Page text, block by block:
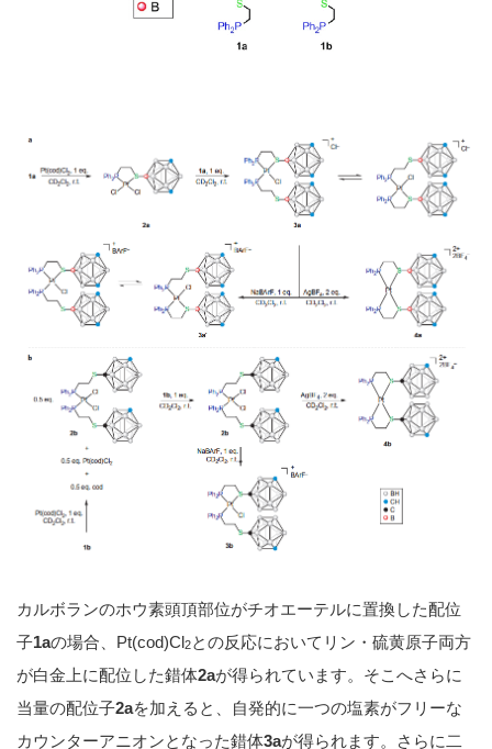
カルボランのホウ素頭頂部位がチオエーテルに置換した配位
子1aの場合、Pt(cod)Cl2との反応においてリン・硫黄原子両方
が白金上に配位した錯体2aが得られています。そこへさらに
当量の配位子2aを加えると、自発的に一つの塩素がフリーな
カウンターアニオンとなった錯体3aが得られます。さらに二